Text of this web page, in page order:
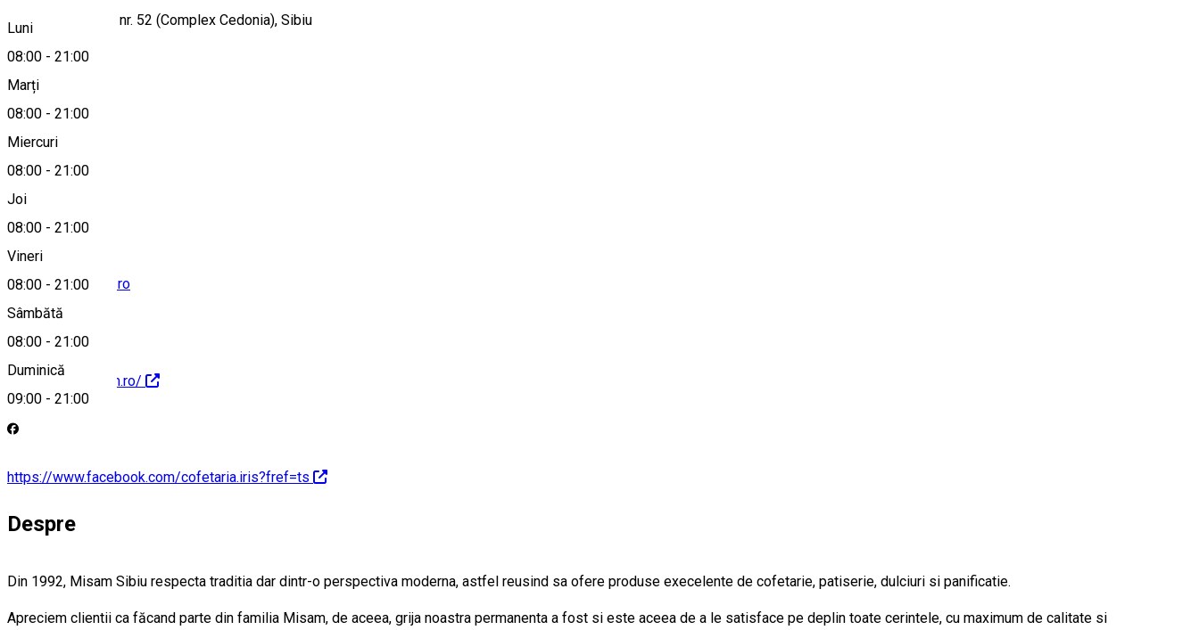
Luni
08:00 - 21:00
Marți
08:00 - 21:00
Miercuri
08:00 - 21:00
Joi
08:00 - 21:00
Vineri
08:00 - 21:00
Sâmbătă
08:00 - 21:00
Duminică
09:00 - 21:00
Str. Nicolae Iorga, nr. 52 (Complex Cedonia), Sibiu
Hartă
comenzi@misam.ro
http://www.misam.ro/
https://www.facebook.com/cofetaria.iris?fref=ts
Despre
Din 1992, Misam Sibiu respecta traditia dar dintr-o perspectiva moderna, astfel reusind sa ofere produse execelente de cofetarie, patiserie, dulciuri si panificatie.
Apreciem clientii ca făcand parte din familia Misam, de aceea, grija noastra permanenta a fost si este aceea de a le satisface pe deplin toate cerintele, cu maximum de calitate si